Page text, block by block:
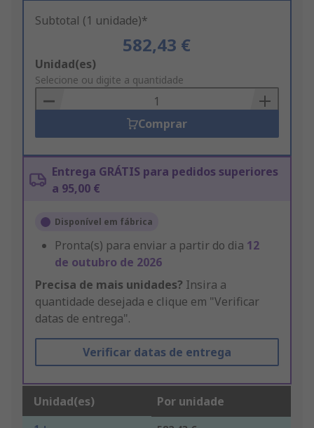
Subtotal (1 unidade)*
582,43 €
Add
to
Basket
Unidad(es)
Selecione ou digite a quantidade
Comprar
Entrega GRÁTIS para pedidos superiores
a 95,00 €
Disponível em fábrica
Pronta(s) para enviar a partir do dia 12
de outubro de 2026
Precisa de mais unidades? Insira a
quantidade desejada e clique em "Verificar
datas de entrega".
Verificar datas de entrega
Unidad(es) Por unidade